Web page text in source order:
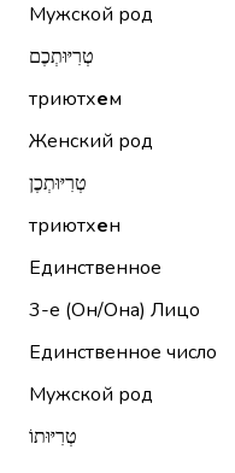
Мужской род
טְרִיּוּתְכֶם
триютхем
Женский род
טְרִיּוּתְכֶן
триютхен
Единственное
3-е (Он/Она) Лицо
Единственное число
Мужской род
טְרִיּוּתוֹ